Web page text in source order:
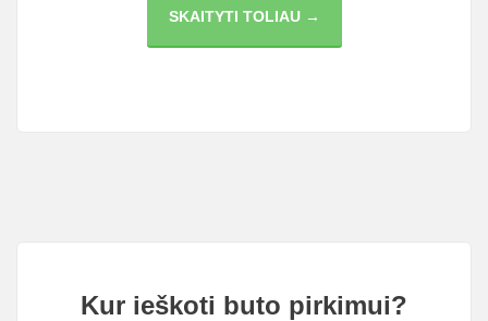
SKAITYTI TOLIAU →
–
Kur ieškoti buto pirkimui?